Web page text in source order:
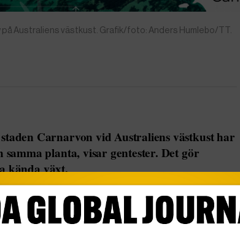
Australiens västkust. Grafik/foto: Anders Humlebo/TT.
Carnarvon vid Australiens västkust har
planta, visar gentester. Det gör
kända växt.
sig över mer än 18 mil och tros vara en hybrid av
verkar vara närmast ostoppbar, skriver